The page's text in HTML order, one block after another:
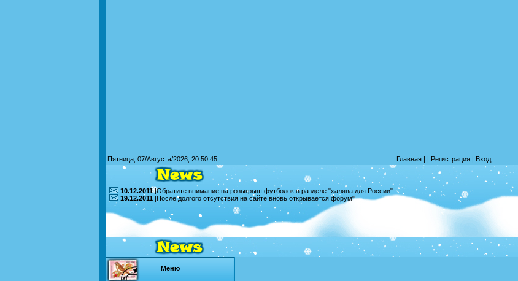
Пятница, 07/Августа/2026, 20:50:45 Главная | | Регистрация | Вход
10.12.2011|Обратите внимание на розыгрыш футболок в разделе "халява для России"
19.12.2011 |После долгого отсутствия на сайте вновь открывается форум"
Меню